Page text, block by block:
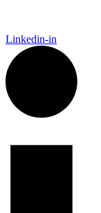
Linkedin-in